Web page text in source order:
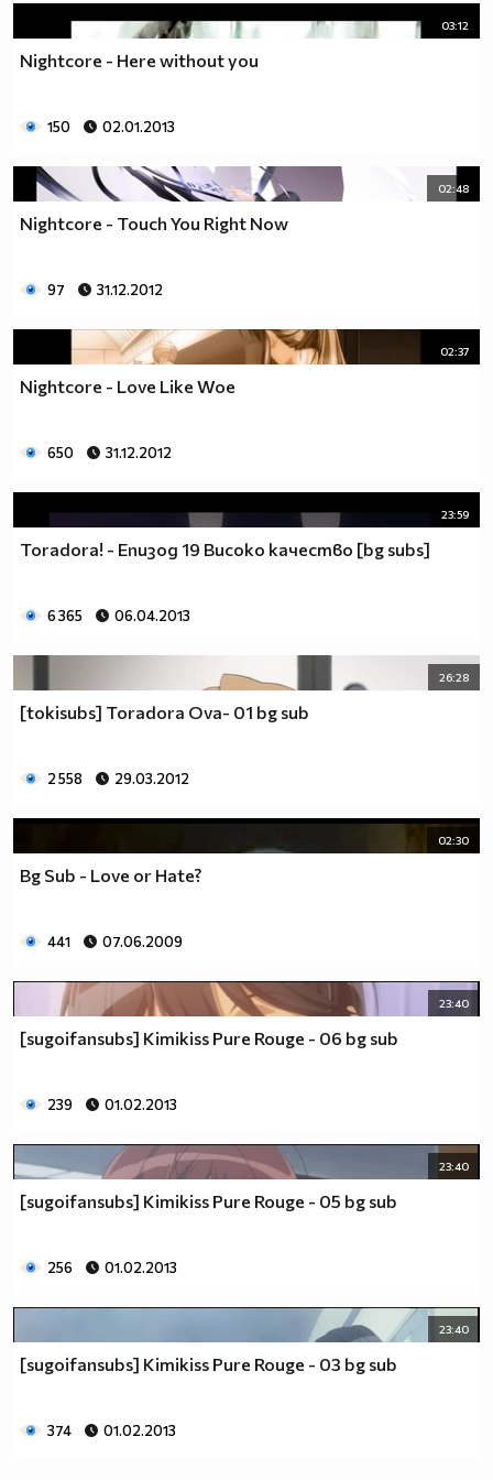
03:12
Nightcore - Here without you
150 02.01.2013
02:48
Nightcore - Touch You Right Now
97 31.12.2012
02:37
Nightcore - Love Like Woe
650 31.12.2012
23:59
Toradora! - Епизод 19 Високо качество [bg subs]
6 365 06.04.2013
26:28
[tokisubs] Toradora Ova- 01 bg sub
2 558 29.03.2012
02:30
Bg Sub - Love or Hate?
441 07.06.2009
23:40
[sugoifansubs] Kimikiss Pure Rouge - 06 bg sub
239 01.02.2013
23:40
[sugoifansubs] Kimikiss Pure Rouge - 05 bg sub
256 01.02.2013
23:40
[sugoifansubs] Kimikiss Pure Rouge - 03 bg sub
374 01.02.2013